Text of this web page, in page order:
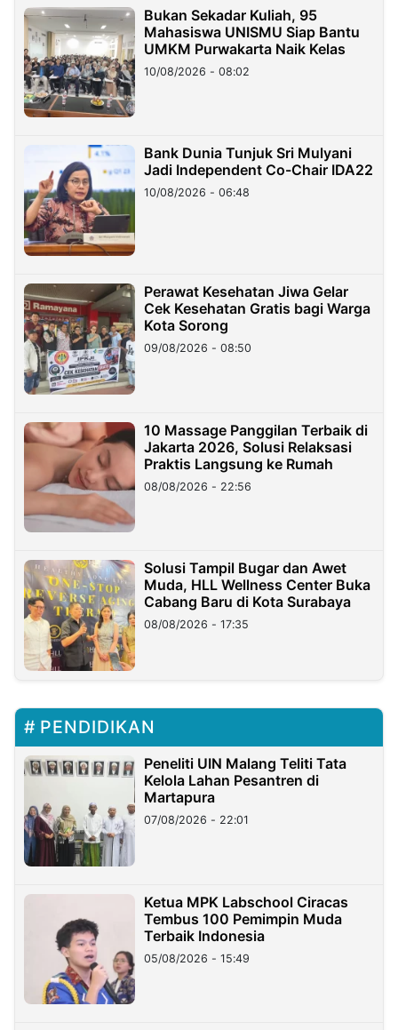
Bukan Sekadar Kuliah, 95
Mahasiswa UNISMU Siap Bantu
UMKM Purwakarta Naik Kelas
10/08/2026 - 08:02
Bank Dunia Tunjuk Sri Mulyani
Jadi Independent Co-Chair IDA22
10/08/2026 - 06:48
Perawat Kesehatan Jiwa Gelar
Cek Kesehatan Gratis bagi Warga
Kota Sorong
09/08/2026 - 08:50
10 Massage Panggilan Terbaik di
Jakarta 2026, Solusi Relaksasi
Praktis Langsung ke Rumah
08/08/2026 - 22:56
Solusi Tampil Bugar dan Awet
Muda, HLL Wellness Center Buka
Cabang Baru di Kota Surabaya
08/08/2026 - 17:35
PENDIDIKAN
Peneliti UIN Malang Teliti Tata
Kelola Lahan Pesantren di
Martapura
07/08/2026 - 22:01
Ketua MPK Labschool Ciracas
Tembus 100 Pemimpin Muda
Terbaik Indonesia
05/08/2026 - 15:49